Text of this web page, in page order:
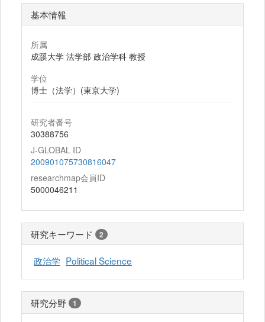
基本情報
所属
成蹊大学 法学部 政治学科 教授
学位
博士（法学）(東京大学)
研究者番号
30388756
J-GLOBAL ID
200901075730816047
researchmap会員ID
5000046211
研究キーワード 2
政治学 Political Science
研究分野 1